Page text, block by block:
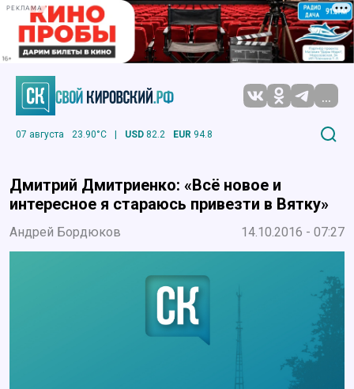
РЕКЛАМА
...
07 августа 23.90°C | USD 82.2 EUR 94.8
Дмитрий Дмитриенко: «Всё новое и
интересное я стараюсь привезти в Вятку»
Андрей Бордюков 14.10.2016 - 07:27